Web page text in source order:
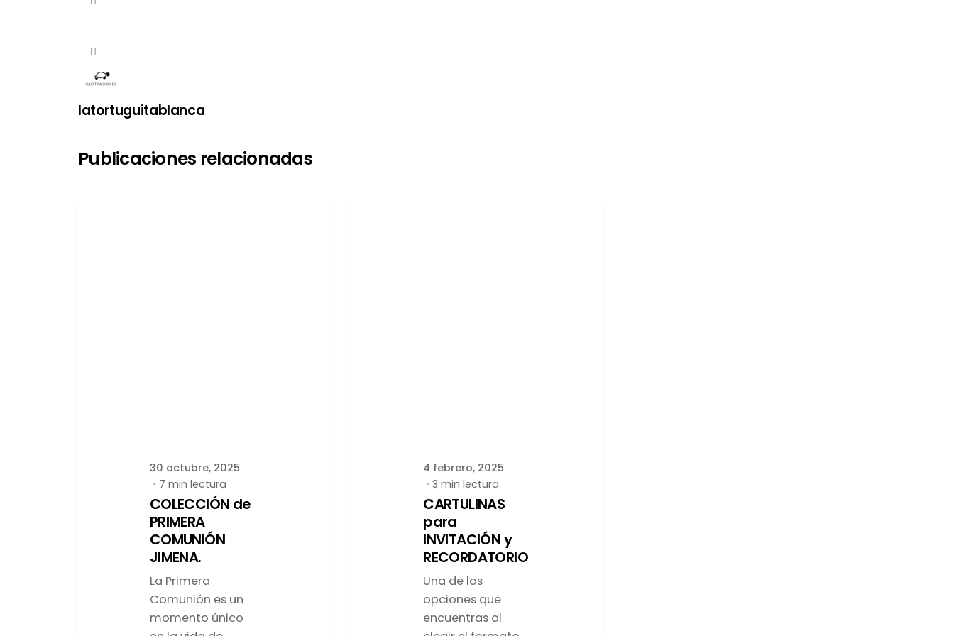
latortuguitablanca
Publicaciones relacionadas
30 octubre, 2025
7 min lectura
COLECCIÓN de
PRIMERA
COMUNIÓN
JIMENA.
La Primera
Comunión es un
momento único
4 febrero, 2025
3 min lectura
CARTULINAS
para
INVITACIÓN y
RECORDATORIO
Una de las
opciones que
encuentras al